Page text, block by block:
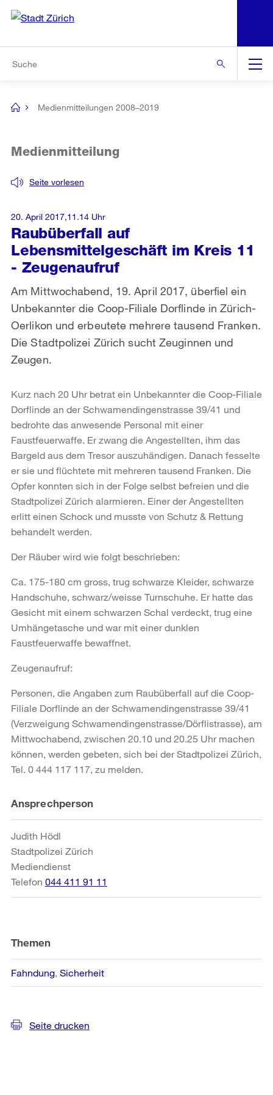
Navigation
[no
Medienmitteilungen 2008–2019
Raubüberfall auf
Lebensmittelgeschäft im Kreis 11
- Zeugenaufruf
Seite vorlesen
Medienmitteilung
Am Mittwochabend, 19. April 2017, überfiel ein
Unbekannter die Coop-Filiale Dorflinde in Zürich-
Oerlikon und erbeutete mehrere tausend Franken.
Die Stadtpolizei Zürich sucht Zeuginnen und
Zeugen.
20. April 2017,11.14 Uhr
Kurz nach 20 Uhr betrat ein Unbekannter die Coop-Filiale
Dorflinde an der Schwamendingenstrasse 39/41 und
bedrohte das anwesende Personal mit einer
Faustfeuerwaffe. Er zwang die Angestellten, ihm das
Bargeld aus dem Tresor auszuhändigen. Danach fesselte
er sie und flüchtete mit mehreren tausend Franken. Die
Opfer konnten sich in der Folge selbst befreien und die
Stadtpolizei Zürich alarmieren. Einer der Angestellten
erlitt einen Schock und musste von Schutz & Rettung
behandelt werden.
Der Räuber wird wie folgt beschrieben:
Ca. 175-180 cm gross, trug schwarze Kleider, schwarze
Handschuhe, schwarz/weisse Turnschuhe. Er hatte das
Gesicht mit einem schwarzen Schal verdeckt, trug eine
Umhängetasche und war mit einer dunklen
Faustfeuerwaffe bewaffnet.
Zeugenaufruf:
Personen, die Angaben zum Raubüberfall auf die Coop-
Filiale Dorflinde an der Schwamendingenstrasse 39/41
(Verzweigung Schwamendingenstrasse/Dörflistrasse), am
Mittwochabend, zwischen 20.10 und 20.25 Uhr machen
können, werden gebeten, sich bei der Stadtpolizei Zürich,
Tel. 0 444 117 117, zu melden.
Weitere
Informationen
Ansprechperson
Judith Hödl
Stadtpolizei Zürich
Mediendienst
Telefon 044 411 91 11
Themen
Fahndung Sicherheit
Seite drucken